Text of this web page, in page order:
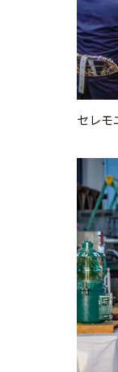
セレモ